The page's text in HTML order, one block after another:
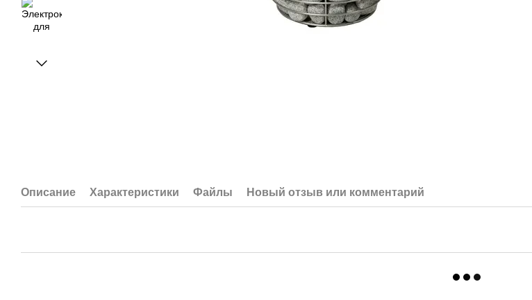
Описание Характеристики Файлы Новый отзыв или комментарий